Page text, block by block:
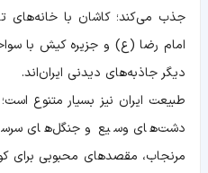
جذب می‌کند؛ کاشان با خانه‌های
امام رضا (ع) و جزیره کیش با
دیگر جاذبه‌های دیدنی ایران‌اند.
طبیعت ایران نیز بسیار متنوع
دشت‌های وسیع و جنگل‌های
مرنجاب، مقصدهای محبوبی برای